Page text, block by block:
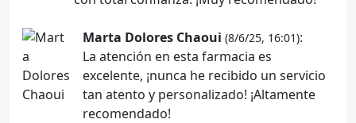
Marta Dolores Chaoui (8/6/25, 16:01):
La atención en esta farmacia es
excelente, ¡nunca he recibido un servicio
tan atento y personalizado! ¡Altamente
recomendado!